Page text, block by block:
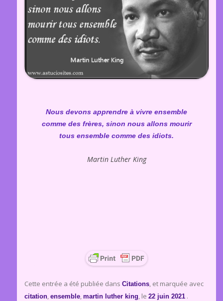
Nous devons apprendre à vivre ensemble
comme des frères, sinon nous allons mourir
tous ensemble comme des idiots.
Martin Luther King
Cette entrée a été publiée dans Citations, et marquée avec
citation, ensemble, martin luther king, le 22 juin 2021 .